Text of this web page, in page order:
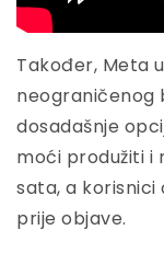
Također, Meta
neograničenog
dosadašnje
moći produžiti i
sata, a
prije objave.